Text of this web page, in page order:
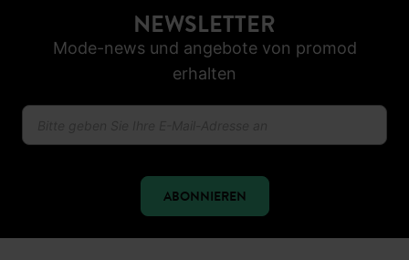
NEWSLETTER
Mode-news und angebote von promod
erhalten
ABONNIEREN